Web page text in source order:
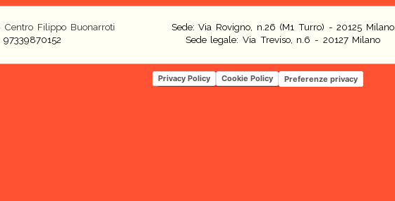
Filippo Buonarroti
97339870152
Sede: Via Rovigno, n.26 (M1 Turro) - 20125 Milano
Sede legale: Via Treviso, n.6 - 20127 Milano
Privacy Policy Cookie Policy Preferenze privacy